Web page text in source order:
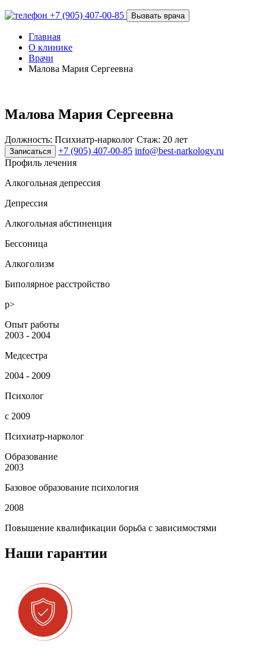
+7 (905) 407-00-85 Вызвать врача
Главная
О клинике
Врачи
Малова Мария Сергеевна
Малова Мария Сергеевна
Должность: Психиатр-нарколог Стаж: 20 лет
Записаться +7 (905) 407-00-85 info@best-narkology.ru
Профиль лечения
Алкогольная депрессия
Депрессия
Алкогольная абстиненция
Бессоница
Алкоголизм
Биполярное расстройство
p>
Опыт работы
2003 - 2004
Медсестра
2004 - 2009
Психолог
с 2009
Психиатр-нарколог
Образование
2003
Базовое образование психология
2008
Повышение квалификации борьба с зависимостями
Наши гарантии